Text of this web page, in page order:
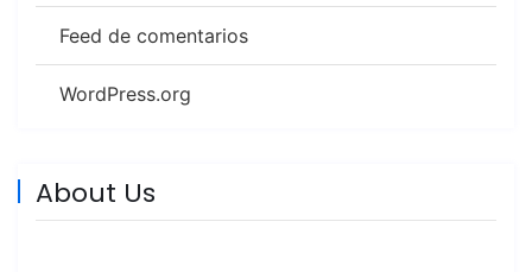
Feed de comentarios
WordPress.org
About Us